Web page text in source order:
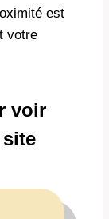
est
votre
voir